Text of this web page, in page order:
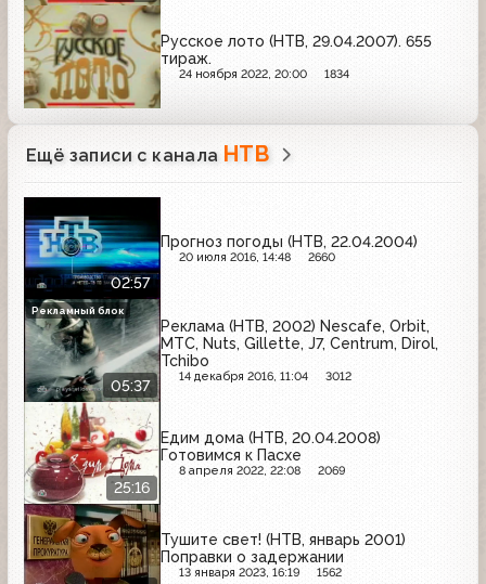
Русское лото (НТВ, 29.04.2007). 655
тираж.
24 ноября 2022, 20:00 1834
Ещё записи с канала НТВ
02:57
Прогноз погоды (НТВ, 22.04.2004)
20 июля 2016, 14:48 2660
05:37
Реклама (НТВ, 2002) Nescafe, Orbit,
МТС, Nuts, Gillette, J7, Centrum, Dirol,
Tchibo
14 декабря 2016, 11:04 3012
Рекламный блок
25:16
Едим дома (НТВ, 20.04.2008)
Готовимся к Пасхе
8 апреля 2022, 22:08 2069
Тушите свет! (НТВ, январь 2001)
Поправки о задержании
13 января 2023, 16:19 1562